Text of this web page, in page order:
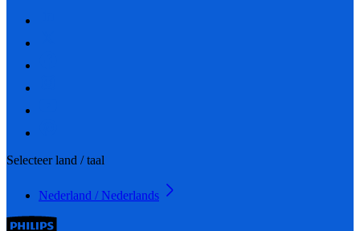
Selecteer land / taal
Nederland / Nederlands